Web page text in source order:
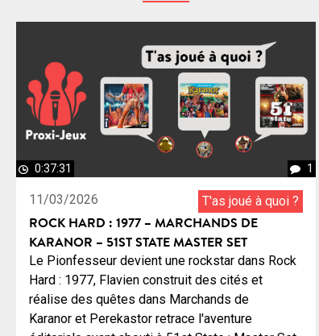
0:37:31 1
11/03/2026 T'as joué à quoi ?
ROCK HARD : 1977 – MARCHANDS DE
KARANOR – 51ST STATE MASTER SET
Le Pionfesseur devient une rockstar dans Rock
Hard : 1977, Flavien construit des cités et
réalise des quêtes dans Marchands de
Karanor et Perekastor retrace l'aventure